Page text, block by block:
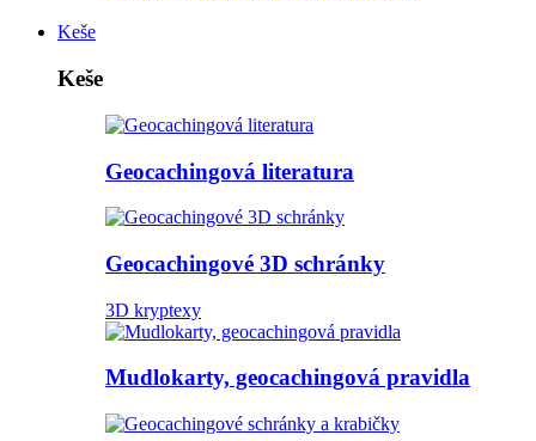
Keše
Keše
Geocachingová literatura
Geocachingové 3D schránky
3D kryptexy
Mudlokarty, geocachingová pravidla